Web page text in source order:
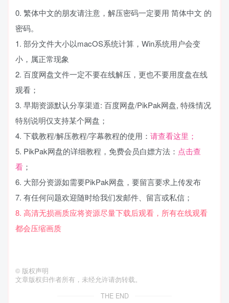
0. 繁体中文的朋友请注意，解压密码一定要用 简体中文 的
密码。
1. 部分文件大小以macOS系统计算，Win系统用户会变
小，属正常现象
2. 百度网盘文件一定不要在线解压，更也不要用度盘在线
观看；
3. 早期资源默认分享渠道: 百度网盘/PikPak网盘, 特殊情况
特别说明仅支持某个网盘；
4. 下载教程/解压教程/字幕教程的使用： 请查看这里；
5. PikPak网盘的详细教程，免费会员白嫖方法： 点击查
看 ；
6. 大部分资源如需要PikPak网盘，要留言要求上传发布
7. 有任何问题欢迎随时给我们发邮件、留言或私信；
8. 高清无损画质应将资源尽量下载后观看，所有在线观看
都会压缩画质
© 版权声明
文章版权归作者所有，未经允许请勿转载。
THE END